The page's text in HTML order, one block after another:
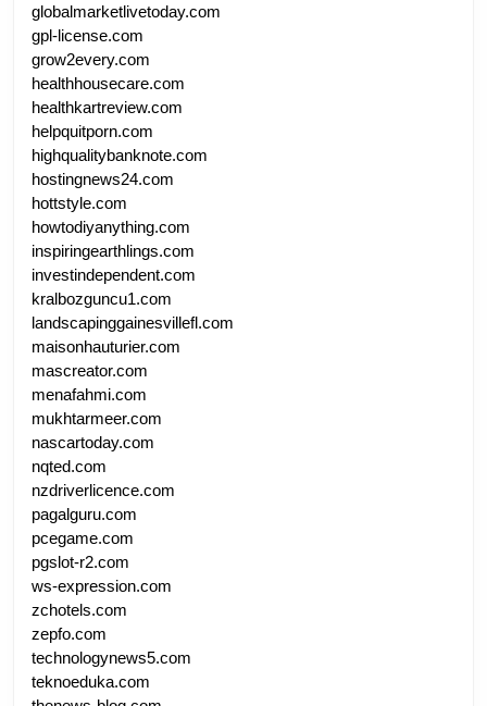
globalmarketlivetoday.com
gpl-license.com
grow2every.com
healthhousecare.com
healthkartreview.com
helpquitporn.com
highqualitybanknote.com
hostingnews24.com
hottstyle.com
howtodiyanything.com
inspiringearthlings.com
investindependent.com
kralbozguncu1.com
landscapinggainesvillefl.com
maisonhauturier.com
mascreator.com
menafahmi.com
mukhtarmeer.com
nascartoday.com
nqted.com
nzdriverlicence.com
pagalguru.com
pcegame.com
pgslot-r2.com
ws-expression.com
zchotels.com
zepfo.com
technologynews5.com
teknoeduka.com